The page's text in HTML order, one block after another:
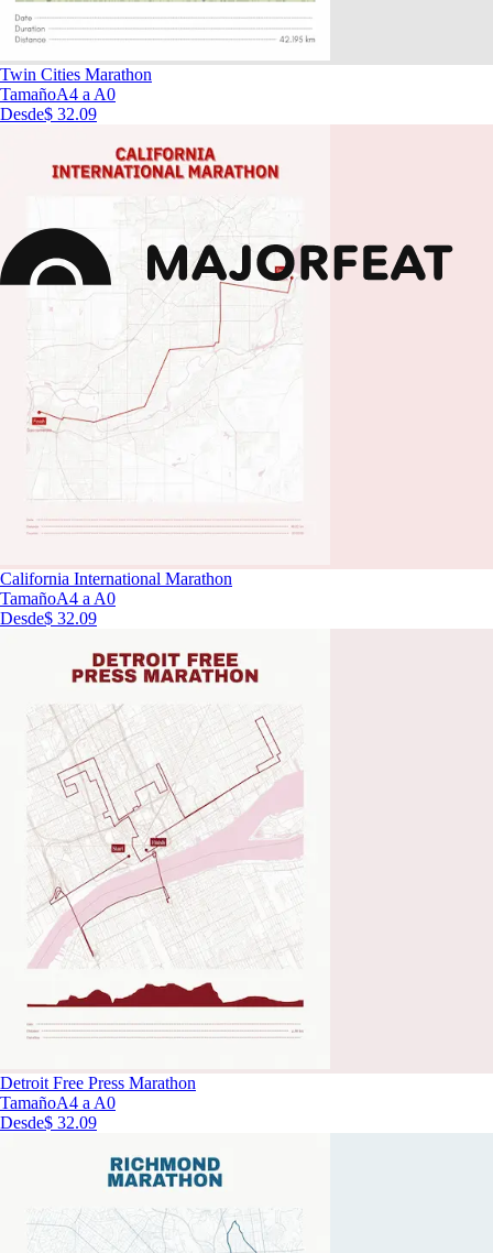
Twin Cities Marathon
TamañoA4 a A0
Desde$ 32.09
California International Marathon
TamañoA4 a A0
Desde$ 32.09
Detroit Free Press Marathon
TamañoA4 a A0
Desde$ 32.09